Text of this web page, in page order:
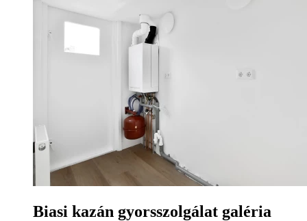
Biasi kazán gyorsszolgálat galéria